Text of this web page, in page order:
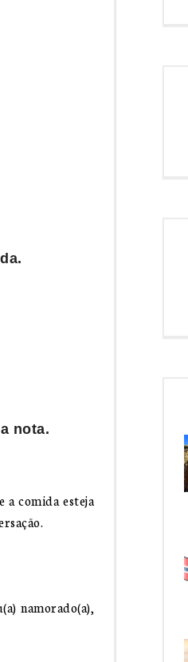
nota.
a comida esteja
namorado(a),